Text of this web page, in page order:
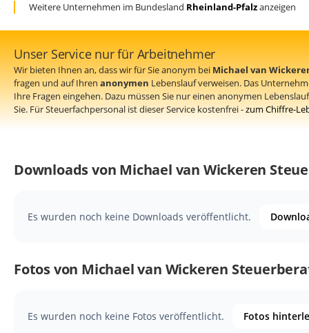
Weitere Unternehmen im Bundesland Rheinland-Pfalzanzeigen
Unser Service nur für Arbeitnehmer
Wir bieten Ihnen an, dass wir für Sie anonym bei Michael van
fragen und auf Ihren anonymen Lebenslauf verweisen. Das
Ihre Fragen eingehen. Dazu müssen Sie nur einen anonymen
Sie. Für Steuerfachpersonal ist dieser Service kostenfrei -zum Chiffre-
Downloads von Michael van Wickeren
Es wurden noch keine Downloads veröffentlicht.
Fotos von Michael van Wickeren
Es wurden noch keine Fotos veröffentlicht. Fotos